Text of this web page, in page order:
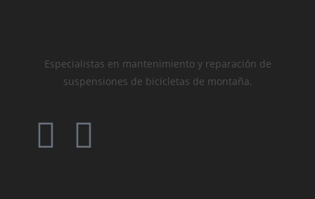
Especialistas en mantenimiento y reparación de
suspensiones de bicicletas de montaña.